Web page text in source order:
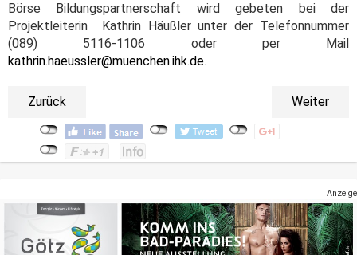
Börse Bildungspartnerschaft wird gebeten bei der
Projektleiterin Kathrin Häußler unter der Telefonnummer
(089) 5116-1106 oder per Mail
kathrin.haeussler@muenchen.ihk.de.
Zurück Weiter
Anzeige